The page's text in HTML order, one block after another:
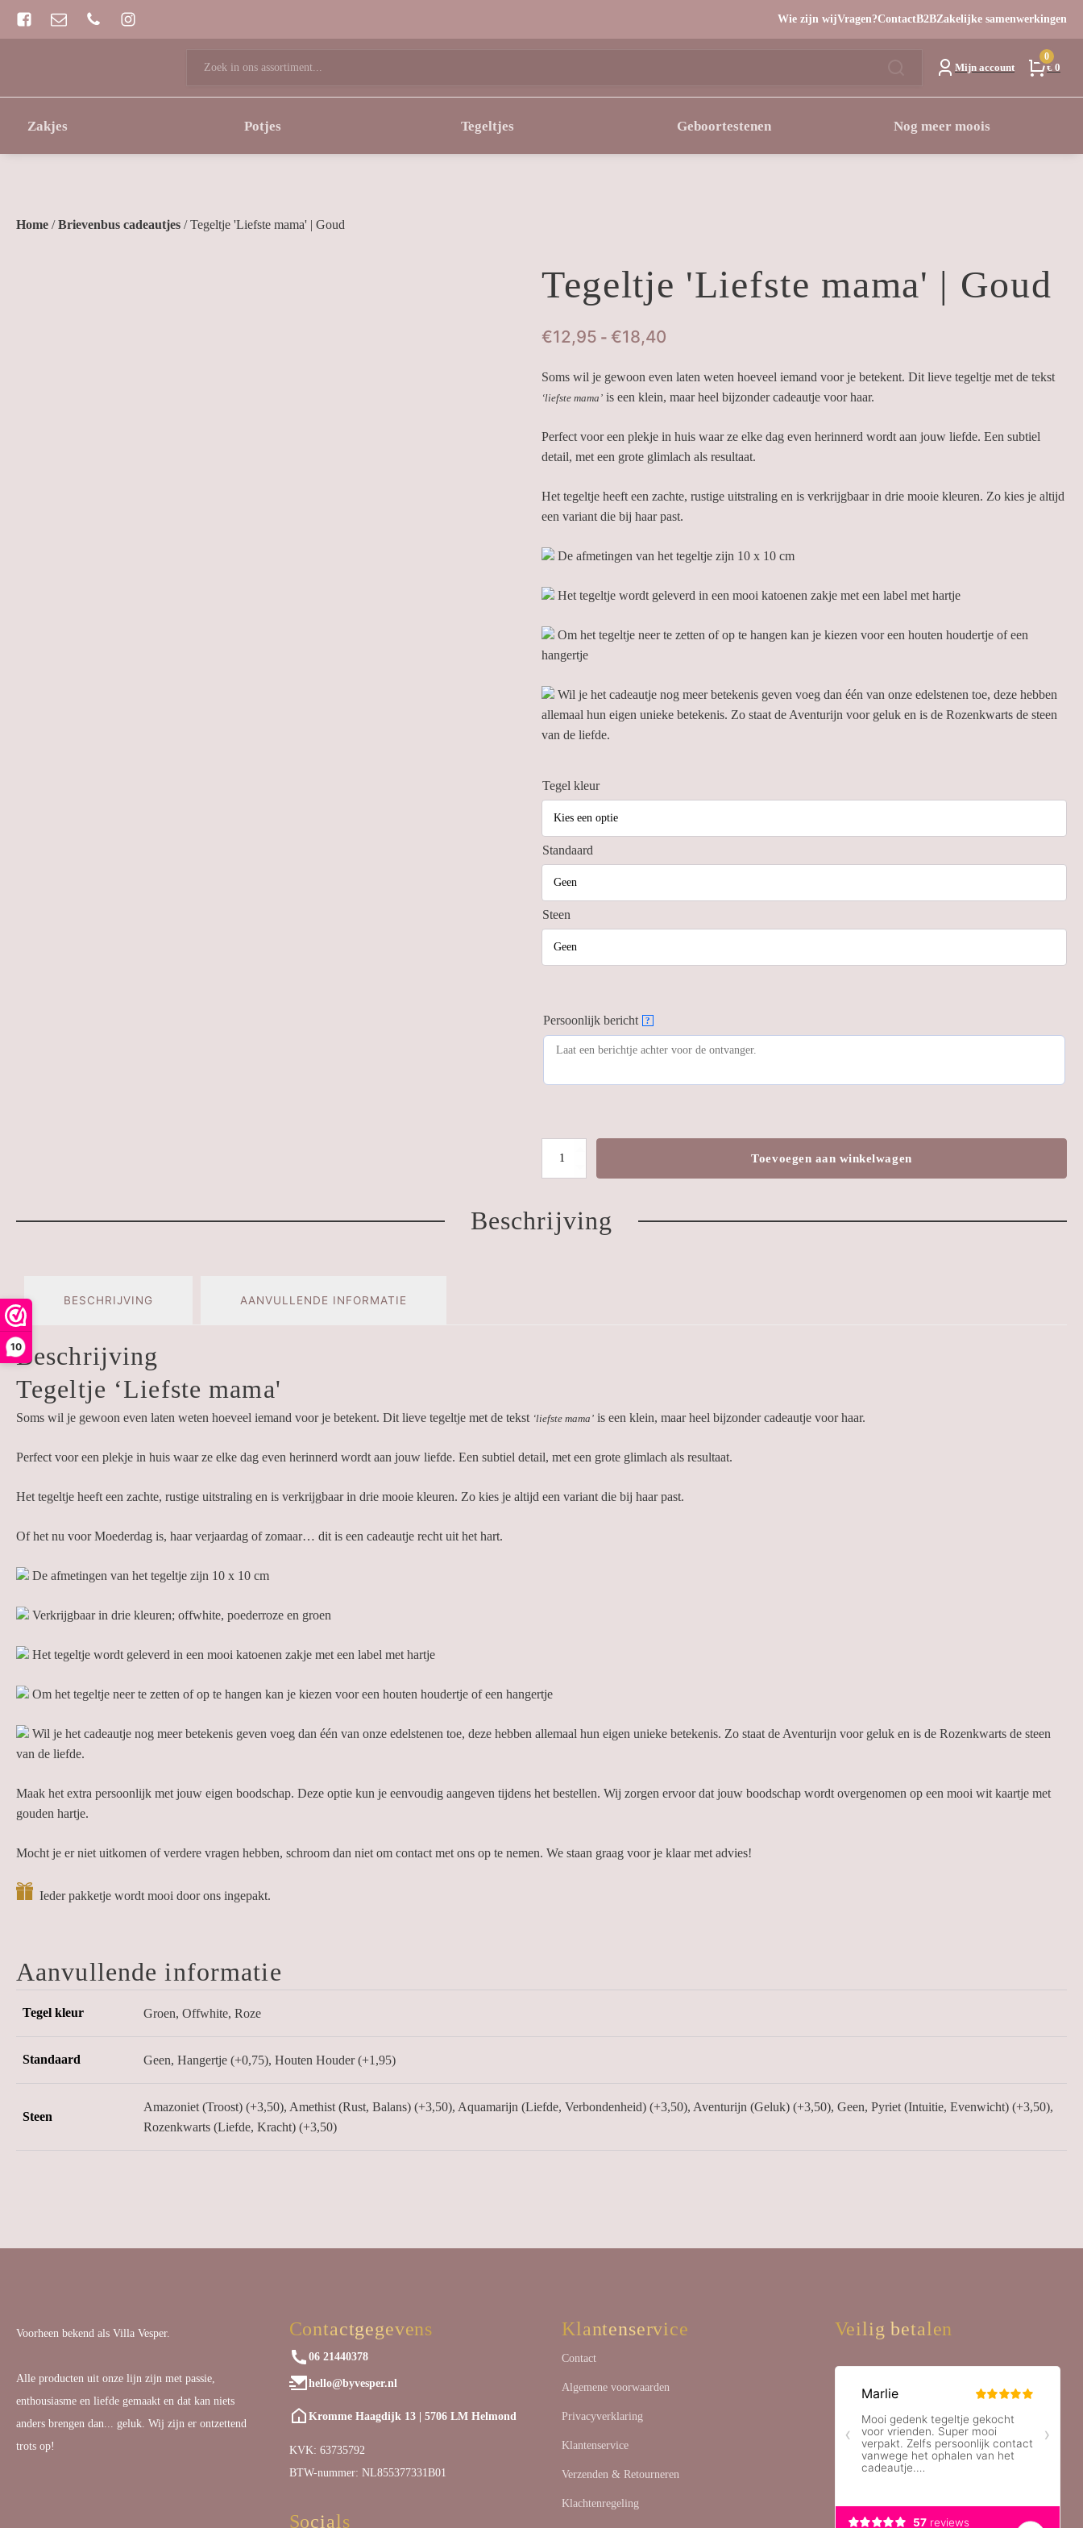
10
Wie zijn wijVragen?ContactB2BZakelijke samenwerkingen
Zoeken
Mijn account
0
€ 0
Zakjes Potjes Tegeltjes Geboortestenen Nog meer moois
Home /Brievenbus cadeautjes / Tegeltje 'Liefste mama' | Goud
Tegeltje 'Liefste mama' | Goud
€12,95 - €18,40
tot
Soms wil je gewoon even laten weten hoeveel iemand voor je betekent. Dit lieve tegeltje met de tekst
‘liefste mama’ is een klein, maar heel bijzonder cadeautje voor haar.
Perfect voor een plekje in huis waar ze elke dag even herinnerd wordt aan jouw liefde. Een subtiel
detail, met een grote glimlach als resultaat.
Het tegeltje heeft een zachte, rustige uitstraling en is verkrijgbaar in drie mooie kleuren. Zo kies je altijd
een variant die bij haar past.
De afmetingen van het tegeltje zijn 10 x 10 cm
Het tegeltje wordt geleverd in een mooi katoenen zakje met een label met hartje
Om het tegeltje neer te zetten of op te hangen kan je kiezen voor een houten houdertje of een
hangertje
Wil je het cadeautje nog meer betekenis geven voeg dan één van onze edelstenen toe, deze hebben
allemaal hun eigen unieke betekenis. Zo staat de Aventurijn voor geluk en is de Rozenkwarts de steen
van de liefde.
Tegel kleur
Standaard
Steen
Persoonlijk bericht ?
Tegeltje
Goud
Toevoegen aan winkelwagen
Beschrijving
BESCHRIJVING AANVULLENDE INFORMATIE
Beschrijving
Tegeltje ‘Liefste mama'
Soms wil je gewoon even laten weten hoeveel iemand voor je betekent. Dit lieve tegeltje met de tekst ‘liefste mama’ is een klein, maar heel bijzonder cadeautje voor haar.
Perfect voor een plekje in huis waar ze elke dag even herinnerd wordt aan jouw liefde. Een subtiel detail, met een grote glimlach als resultaat.
Het tegeltje heeft een zachte, rustige uitstraling en is verkrijgbaar in drie mooie kleuren. Zo kies je altijd een variant die bij haar past.
Of het nu voor Moederdag is, haar verjaardag of zomaar… dit is een cadeautje recht uit het hart.
De afmetingen van het tegeltje zijn 10 x 10 cm
Verkrijgbaar in drie kleuren; offwhite, poederroze en groen
Het tegeltje wordt geleverd in een mooi katoenen zakje met een label met hartje
Om het tegeltje neer te zetten of op te hangen kan je kiezen voor een houten houdertje of een hangertje
Wil je het cadeautje nog meer betekenis geven voeg dan één van onze edelstenen toe, deze hebben allemaal hun eigen unieke betekenis. Zo staat de Aventurijn voor geluk en is de Rozenkwarts de steen
van de liefde.
Maak het extra persoonlijk met jouw eigen boodschap. Deze optie kun je eenvoudig aangeven tijdens het bestellen. Wij zorgen ervoor dat jouw boodschap wordt overgenomen op een mooi wit kaartje met
gouden hartje.
Mocht je er niet uitkomen of verdere vragen hebben, schroom dan niet om contact met ons op te nemen. We staan graag voor je klaar met advies!
Ieder pakketje wordt mooi door ons ingepakt.
Aanvullende informatie
Tegel kleur Groen, Offwhite, Roze
Standaard Geen, Hangertje (+0,75), Houten Houder (+1,95)
Steen
Amazoniet (Troost) (+3,50), Amethist (Rust, Balans) (+3,50), Aquamarijn (Liefde, Verbondenheid) (+3,50), Aventurijn (Geluk) (+3,50), Geen, Pyriet (Intuitie, Evenwicht) (+3,50),
Rozenkwarts (Liefde, Kracht) (+3,50)
Voorheen bekend als Villa Vesper.
Alle producten uit onze lijn zijn met passie,
enthousiasme en liefde gemaakt en dat kan niets
anders brengen dan... geluk. Wij zijn er ontzettend
trots op!
Contactgegevens
06 21440378
hello@byvesper.nl
Kromme Haagdijk 13 | 5706 LM Helmond
KVK: 63735792
BTW-nummer: NL855377331B01
Socials
Klantenservice
Contact
Algemene voorwaarden
Privacyverklaring
Klantenservice
Verzenden & Retourneren
Klachtenregeling
Veilig betalen